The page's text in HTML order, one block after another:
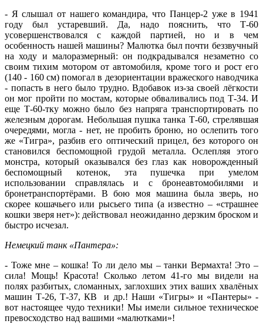
- Я слышал от нашего командира, что Панцер-2 уже в 1941
году был устаревший. Да, надо пояснить, что Т-60
усовершенствовался с каждой партией, но и в чем
особенность нашей машины? Малютка был почти беззвучный
на ходу и малоразмерный: он подкрадывался незаметно со
своим тихим мотором от автомобиля, кроме того и рост его
(140 - 160 см) помогал в дезориентации вражеского наводчика
- попасть в него было трудно. Вдобавок из-за своей лёгкости
он мог пройти по мостам, которые обваливались под Т-34. И
еще Т-60-тку можно было без напряга транспортировать по
железным дорогам. Небольшая пушка танка Т-60, стрелявшая
очередями, могла - нет, не пробить броню, но ослепить того
же «Тигра», разбив его оптический прицел, без которого он
становился беспомощной грудой металла. Ослепляя этого
монстра, который оказывался без глаз как новорожденный
беспомощный котенок, эта пушечка при умелом
использовании справлялась и с бронеавтомобилями и
бронетранспортёрами. В бою моя машина была зверь, но
скорее кошачьего или рысьего типа (а известно – «страшнее
кошки зверя нет»): действовал неожиданно дерзким броском и
быстро исчезал.
Немецкий танк «Пантера»:
- Тоже мне – кошка! То ли дело мы – танки Вермахта! Это –
сила! Мощь! Красота! Сколько летом 41-го мы видели на
полях разбитых, сломанных, заглохших этих ваших хвалёных
машин Т-26, Т-37, КВ и др.! Наши «Тигры» и «Пантеры» -
вот настоящее чудо техники! Мы имели сильное техническое
превосходство над вашими «малютками»!